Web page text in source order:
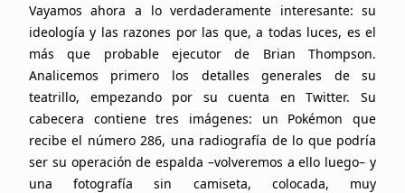
Vayamos ahora a lo verdaderamente interesante: su
ideología y las razones por las que, a todas luces, es el
más que probable ejecutor de Brian Thompson.
Analicemos primero los detalles generales de su
teatrillo, empezando por su cuenta en Twitter. Su
cabecera contiene tres imágenes: un Pokémon que
recibe el número 286, una radiografía de lo que podría
ser su operación de espalda –volveremos a ello luego– y
una fotografía sin camiseta, colocada, muy